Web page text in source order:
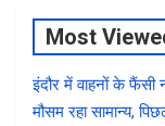
Most
इंदौर में वाहनों के फैंसी
मौसम रहा सामान्य,